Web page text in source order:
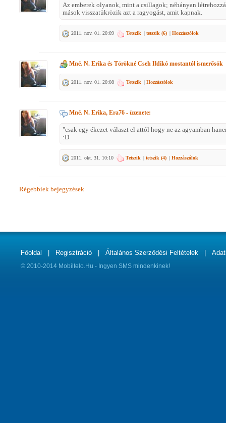
Az emberek olyanok, mint a csillagok; néhányan
mások visszatükrözik azt a ragyogást, amit kapnak.
2011. nov. 01. 20:09 Tetszik | tetszik (6) | Hozzászólok
Mné. N. Erika és Törökné Cseh Ildikó mostantól ismerősök
2011. nov. 01. 20:08 Tetszik | Hozzászólok
Mné. N. Erika, Era76 - üzenete:
"csak egy ékezet választ el attól hogy ne az agyamban
:D
2011. okt. 31. 10:10 Tetszik | tetszik (4) | Hozzászólok
Régebbiek bejegyzések
Főoldal | Regisztráció | Általános Szerződési Feltételek |
© 2010-2014 Mobiltelo.Hu - Ingyen SMS mindenkinek!